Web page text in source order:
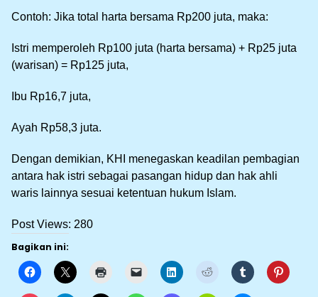
Contoh: Jika total harta bersama Rp200 juta, maka:
Istri memperoleh Rp100 juta (harta bersama) + Rp25 juta
(warisan) = Rp125 juta,
Ibu Rp16,7 juta,
Ayah Rp58,3 juta.
Dengan demikian, KHI menegaskan keadilan pembagian
antara hak istri sebagai pasangan hidup dan hak ahli
waris lainnya sesuai ketentuan hukum Islam.
Post Views: 280
Bagikan ini: